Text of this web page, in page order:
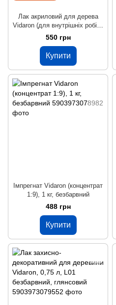
Лак акриловий для дерева
Vidaron (для внутрішніх робіт),
0,75 л, безбарвний,
шовковистий глянець
550 грн
Купити
Імпрегнат Vidaron (концентрат
1:9), 1 кг, безбарвний
488 грн
Купити